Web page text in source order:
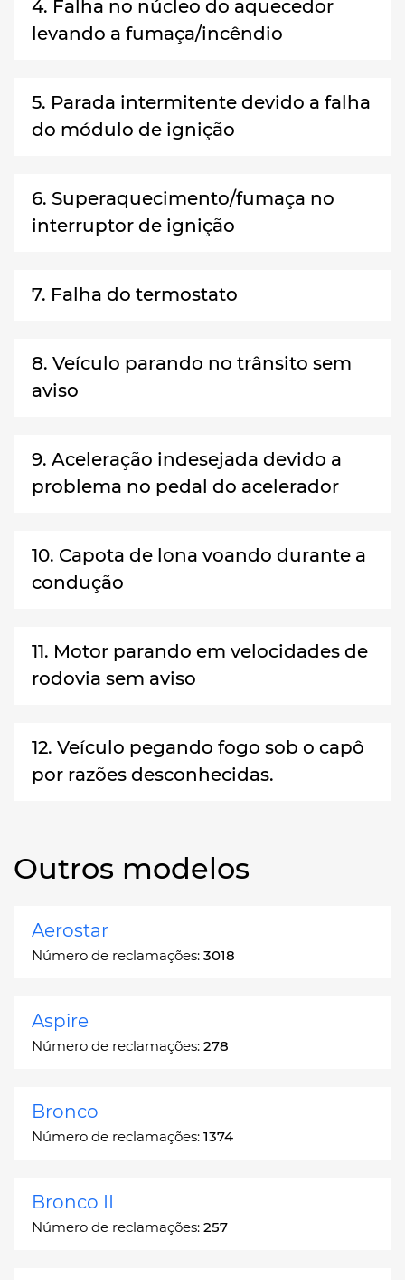
4. Falha no núcleo do aquecedor
levando a fumaça/incêndio
5. Parada intermitente devido a falha
do módulo de ignição
6. Superaquecimento/fumaça no
interruptor de ignição
7. Falha do termostato
8. Veículo parando no trânsito sem
aviso
9. Aceleração indesejada devido a
problema no pedal do acelerador
10. Capota de lona voando durante a
condução
11. Motor parando em velocidades de
rodovia sem aviso
12. Veículo pegando fogo sob o capô
por razões desconhecidas.
Outros modelos
Aerostar
Número de reclamações: 3018
Aspire
Número de reclamações: 278
Bronco
Número de reclamações: 1374
Bronco II
Número de reclamações: 257